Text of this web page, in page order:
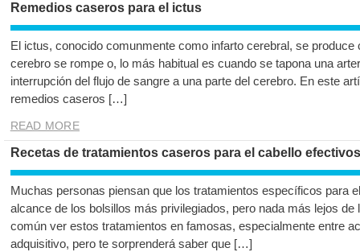
Remedios caseros para el ictus
El ictus, conocido comunmente como infarto cerebral, se produce
cerebro se rompe o, lo más habitual es cuando se tapona una
interrupción del flujo de sangre a una parte del cerebro. En este
remedios caseros […]
READ MORE
Recetas de tratamientos caseros para el cabello
Muchas personas piensan que los tratamientos específicos para
alcance de los bolsillos más privilegiados, pero nada más lejos
común ver estos tratamientos en famosas, especialmente entre
adquisitivo, pero te sorprenderá saber que […]